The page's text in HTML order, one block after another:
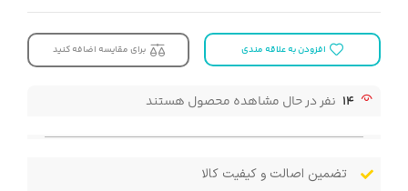
افزودن به علاقه مندی برای مقایسه اضافه کنید
14 نفر در حال مشاهده محصول هستند
تضمین اصالت و کیفیت کالا